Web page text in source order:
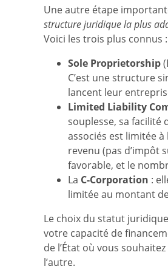
Une autre étape
structure juridique la plus
Voici les trois plus connus :
Sole Proprietorship
C’est une structure
lancent leur
Limited Liability
souplesse, sa facilité
associés est limitée
revenu (pas d’impôt
favorable, et le
La C-Corporation :
limitée au montant
Le choix du statut
votre capacité de
de l’État où vous
l’autre.